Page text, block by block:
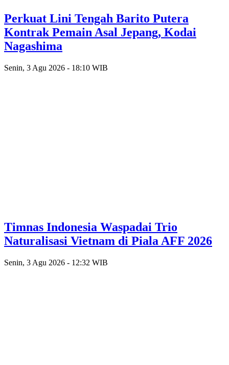
Perkuat Lini Tengah Barito Putera
Kontrak Pemain Asal Jepang, Kodai
Nagashima
Senin, 3 Agu 2026 - 18:10 WIB
Timnas Indonesia Waspadai Trio
Naturalisasi Vietnam di Piala AFF 2026
Senin, 3 Agu 2026 - 12:32 WIB